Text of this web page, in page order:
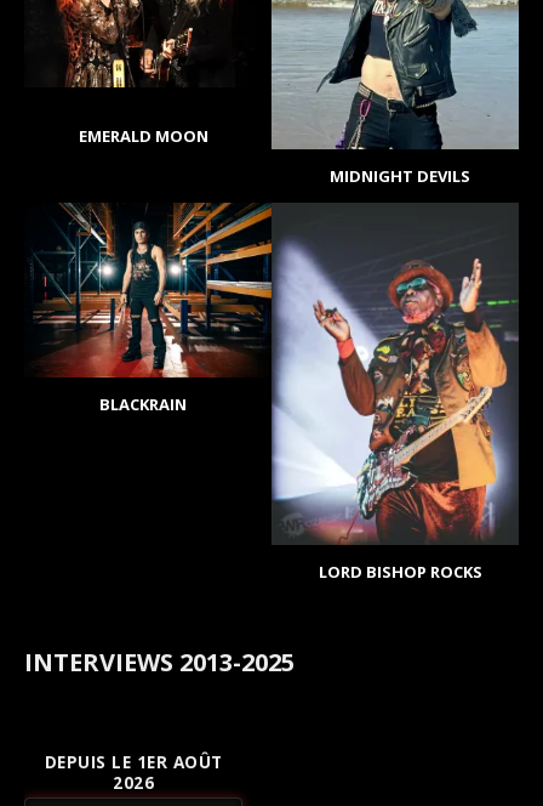
EMERALD MOON
MIDNIGHT DEVILS
BLACKRAIN
LORD BISHOP ROCKS
INTERVIEWS 2013-2025
DEPUIS LE 1ER AOÛT
2026